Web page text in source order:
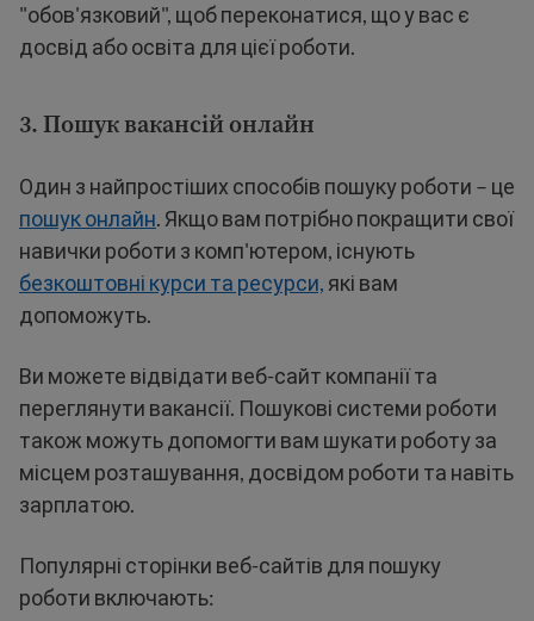
"обов'язковий", щоб переконатися, що у вас є
досвід або освіта для цієї роботи.
3. Пошук вакансій онлайн
Один з найпростіших способів пошуку роботи – це
пошук онлайн. Якщо вам потрібно покращити свої
навички роботи з комп'ютером, існують
безкоштовні курси та ресурси, які вам
допоможуть.
Ви можете відвідати веб-сайт компанії та
переглянути вакансії. Пошукові системи роботи
також можуть допомогти вам шукати роботу за
місцем розташування, досвідом роботи та навіть
зарплатою.
Популярні сторінки веб-сайтів для пошуку
роботи включають: